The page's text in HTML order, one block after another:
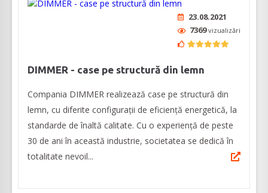
23.08.2021
7369vizualizări
DIMMER - case pe structură din lemn
Compania DIMMER realizează case pe structură din
lemn, cu diferite configurații de eficiență energetică, la
standarde de înaltă calitate. Cu o experiență de peste
30 de ani în această industrie, societatea se dedică în
totalitate nevoil...